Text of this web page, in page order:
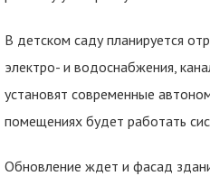
В детском саду планируется
электро- и водоснабжения,
установят современные
помещениях будет работать
Обновление ждет и фасад